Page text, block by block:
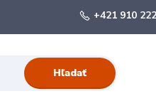
Hľadať
+421 910